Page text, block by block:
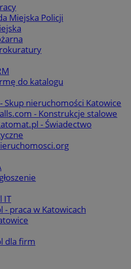
Miejska Policji
do katalogu
Skup nieruchomości Katowice
- Konstrukcje stalowe
- Świadectwo
IT
- praca w Katowicach
dla firm